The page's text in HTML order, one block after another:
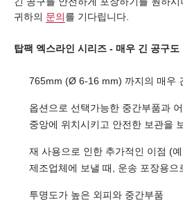
귀하의 문의를 기다립니다.
탑팩 엑스라인 시리즈 - 매우 긴 공구도
765mm (Ø 6-16 mm) 까지의 매우
옵션으로 선택가능한 중간부품과
중앙에 위치시키고 안전한 보관을
재 사용으로 인한 추가적인 이점 (
제조업체에 보낼 때, 운송 포장용으
투명도가 높은 외피와 중간부품